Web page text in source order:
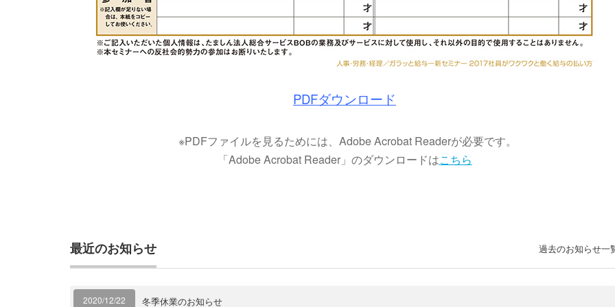
PDFダウンロード
※PDFファイルを見るためには、Adobe Acrobat Readerが必要です。
「Adobe Acrobat Reader」のダウンロードはこちら
最近のお知らせ
2020/12/22 冬季休業のお知らせ
過去のお知らせ一